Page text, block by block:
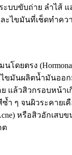
ะบบขับถ่าย ลำไส้
ะไขมันที่เช็ดทำค
โดยตรง
ไขมันผลิตน้ำมันออ
ล้วสิวกรอบหน้าเ
ำ ๆ จนผิวระคายเคื
หรือสิวอักเสบ
ต